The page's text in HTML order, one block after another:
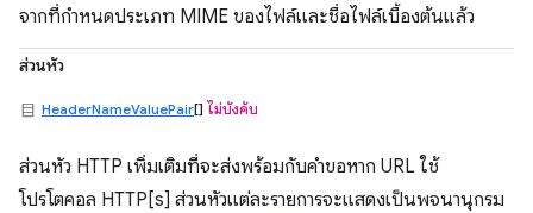
จากที่กำหนดประเภท MIME ของไฟล์และชื่อไฟล์เบื้องต้นแล้ว
ส่วนหัว
HeaderNameValuePair[] ไม่บังคับ
ส่วนหัว HTTP เพิ่มเติมที่จะส่งพร้อมกับคำขอหาก URL ใช้
โปรโตคอล HTTP[s] ส่วนหัวแต่ละรายการจะแสดงเป็นพจนานุกรม